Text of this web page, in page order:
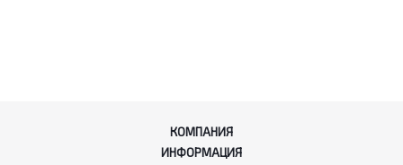
КОМПАНИЯ
ИНФОРМАЦИЯ